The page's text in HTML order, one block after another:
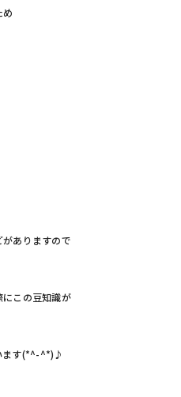
め
ありますので
この豆知識が
ます(*^-^*)♪